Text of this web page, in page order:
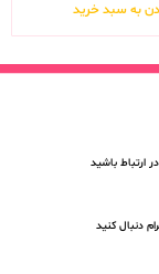
به سبد خرید
ارتباط باشید
دنبال کنید